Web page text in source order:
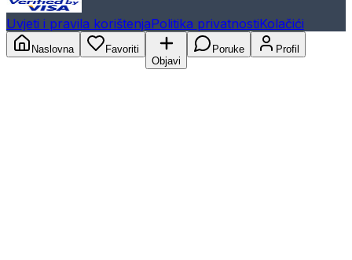
Uvjeti i pravila korištenjaPolitika privatnostiKolačići
Naslovna
Favoriti
Objavi
Poruke Profil